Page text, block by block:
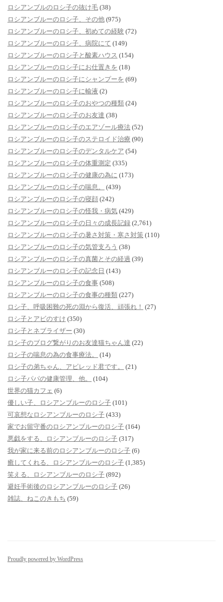
ロシアンブルのロシ子の抜け毛 (38)
ロシアンブルーのロシ子、その他 (975)
ロシアンブルーのロシ子、初めての経験 (72)
ロシアンブルーのロシ子、病院にて (149)
ロシアンブルーのロシ子と酸素ハウス (154)
ロシアンブルーのロシ子にお仕置きを (18)
ロシアンブルーのロシ子にシャンプーを (69)
ロシアンブルーのロシ子に輸液 (2)
ロシアンブルーのロシ子のおやつの種類 (24)
ロシアンブルーのロシ子のお友達 (38)
ロシアンブルーのロシ子のエアゾール療法 (52)
ロシアンブルーのロシ子のステロイド治療 (90)
ロシアンブルーのロシ子のデンタルケア (54)
ロシアンブルーのロシ子の体重測定 (335)
ロシアンブルーのロシ子の健康の為に (173)
ロシアンブルーのロシ子の喘息。
(439)
ロシアンブルーのロシ子の寝顔 (242)
ロシアンブルーのロシ子の怪我・病気 (429)
ロシアンブルーのロシ子の日々の成長記録 (2,761)
ロシアンブルーのロシ子の暑さ対策・寒さ対策 (110)
ロシアンブルーのロシ子の気管支ろう (38)
ロシアンブルーのロシ子の真菌とその経過 (39)
ロシアンブルーのロシ子の記念日 (143)
ロシアンブルーのロシ子の食事 (508)
ロシアンブルーのロシ子の食事の種類 (227)
ロシ子、呼吸困難の死の淵から復活、頑張れ！ (27)
ロシ子とアビのすけ (350)
ロシ子とネブライザー (30)
ロシ子のブログ繋がりのお友達猫ちゃん達 (22)
ロシ子の喘息の為の食事療法。
(14)
ロシ子の弟ちゃん、アビレッド君です。
(21)
ロシ子パパの健康管理、他。
(104)
世界の猫カフェ (6)
優しい子、ロシアンブルーのロシ子 (101)
可哀想なロシアンブルーのロシ子 (433)
家でお留守番のロシアンブルーのロシ子 (164)
悪戯をする、ロシアンブルーのロシ子 (317)
我が家に来る前のロシアンブルーのロシ子 (6)
癒してくれる、ロシアンブルーのロシ子 (1,385)
笑える、ロシアンブルーのロシ子 (892)
避妊手術後のロシアンブルーのロシ子 (26)
雑誌、ねこのきもち (59)
Proudly powered by WordPress